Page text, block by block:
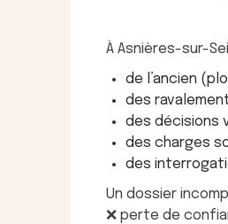
À Asnières-sur-
de l’ancien
des
des décisions
des charges
des
Un dossier
❌ perte de